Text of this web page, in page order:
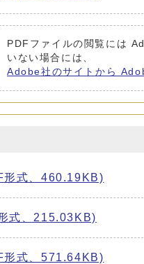
PDFファイルの閲覧には
いない場合には、
Adobe社のサイトから
形式、460.19KB)
式、215.03KB)
形式、571.64KB)